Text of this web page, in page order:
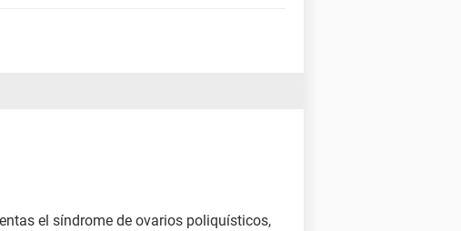
el síndrome de ovarios poliquísticos,